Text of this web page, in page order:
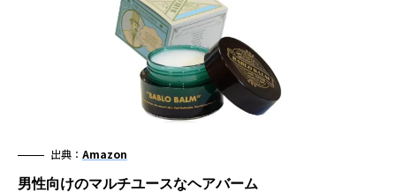
出典： Amazon
男性向けのマルチユースなヘアバーム